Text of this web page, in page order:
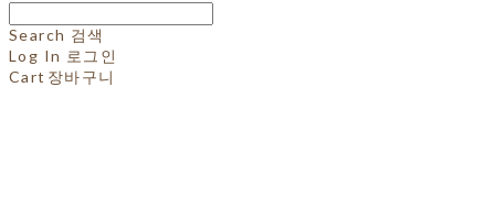
Search 검색
Log In 로그인
Cart 장바구니